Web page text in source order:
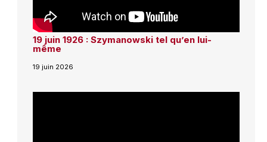
19 juin 1926 : Szymanowski tel qu’en lui-
même
19 juin 2026